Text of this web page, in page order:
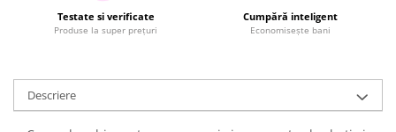
Climatizare & sisteme de incalzire
Electrocasnice pentru Bucatarie
Ingrijire Locuinta
Purificatoare de aer
Fashion
Testate si verificate
Produse la super prețuri
Cumpără inteligent
Economisește bani
Descriere